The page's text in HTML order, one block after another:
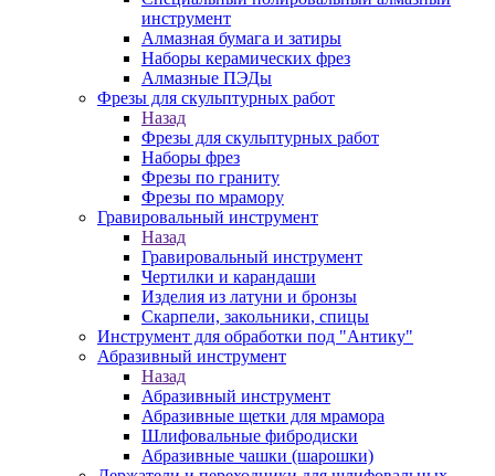
инструмент
Алмазная бумага и затиры
Наборы керамических фрез
Алмазные ПЭДы
Фрезы для скульптурных работ
Назад
Фрезы для скульптурных работ
Наборы фрез
Фрезы по граниту
Фрезы по мрамору
Гравировальный инструмент
Назад
Гравировальный инструмент
Чертилки и карандаши
Изделия из латуни и бронзы
Скарпели, закольники, спицы
Инструмент для обработки под "Антику"
Абразивный инструмент
Назад
Абразивный инструмент
Абразивные щетки для мрамора
Шлифовальные фибродиски
Абразивные чашки (шарошки)